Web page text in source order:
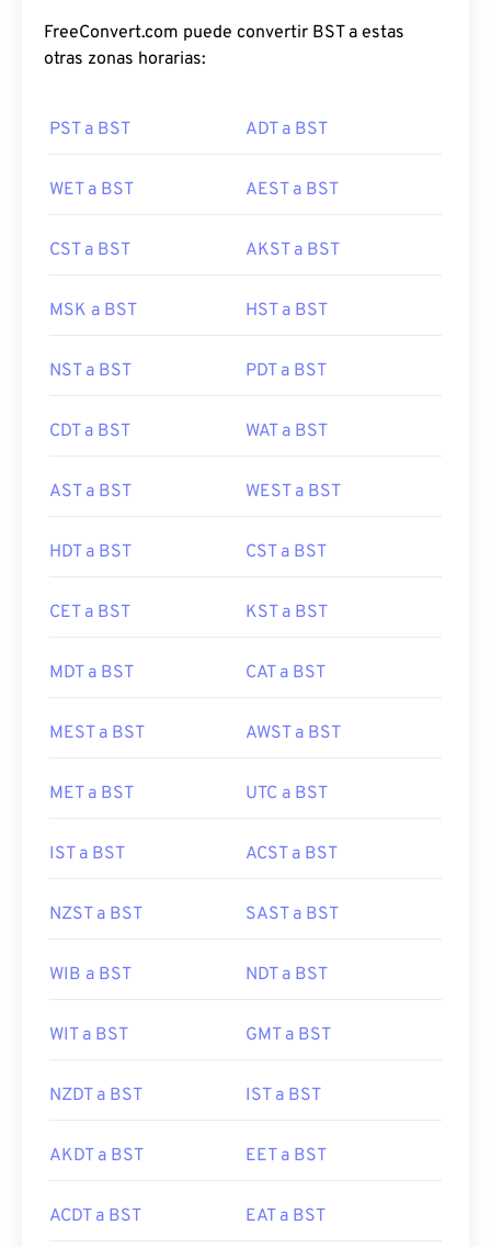
FreeConvert.com puede convertir BST a estas
otras zonas horarias:
PST a BST ADT a BST
WET a BST AEST a BST
CST a BST AKST a BST
MSK a BST HST a BST
NST a BST PDT a BST
CDT a BST WAT a BST
AST a BST WEST a BST
HDT a BST CST a BST
CET a BST KST a BST
MDT a BST CAT a BST
MEST a BST AWST a BST
MET a BST UTC a BST
IST a BST ACST a BST
NZST a BST SAST a BST
WIB a BST NDT a BST
WIT a BST GMT a BST
NZDT a BST IST a BST
AKDT a BST EET a BST
ACDT a BST EAT a BST